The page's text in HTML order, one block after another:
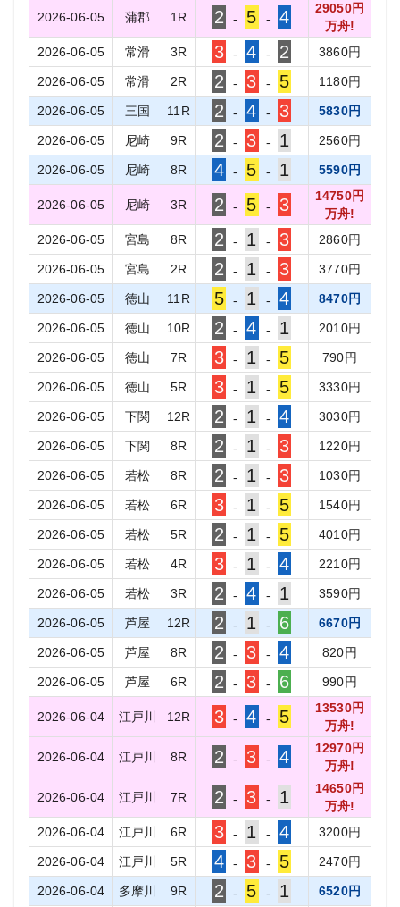
2026-06-05 蒲郡 1 R 2 - 5 - 4 29050円
万舟!
2026-06-05
常滑 3R 3 - 4 - 2 3860円
2026-06-05 常滑 2R 2 - 3 - 5 1180円
2026-06-05 三国 11 R 2 - 4 - 3 5830円
2026-06-05 尼崎 9R 2 - 3 - 1 2560円
2026-06-05 尼崎 8R 4 - 5 - 1 5590円
2026-06-05 尼崎 3R 2 - 5 - 3 14750円
万舟!
2026-06-05
宮島 8R 2 - 1 - 3 2860円
2026-06-05 宮島 2R 2 - 1 - 3 3770円
2026-06-05 徳山 11 R 5 - 1 - 4 8470円
2026-06-05 徳山 10R 2 - 4 - 1 2010円
2026-06-05 徳山 7R 3 - 1 - 5 790円
2026-06-05 徳山 5R 3 - 1 - 5 3330円
2026-06-05 下関 12R 2 - 1 - 4 3030円
2026-06-05 下関 8R 2 - 1 - 3 1220円
2026-06-05 若松 8R 2 - 1 - 3 1030円
2026-06-05 若松 6R 3 - 1 - 5 1540円
2026-06-05 若松 5R 2 - 1 - 5 4010円
2026-06-05 若松 4R 3 - 1 - 4 2210円
2026-06-05 若松 3R 2 - 4 - 1 3590円
2026-06-05 芦屋 12R 2 - 1 - 6 6670円
2026-06-05 芦屋 8R 2 - 3 - 4 820円
2026-06-05 芦屋 6R 2 - 3 - 6 990円
2026-06-04 江戸川 12R 3 - 4 - 5 13530円
万舟!
2026-06-04 江戸川 8R 2 - 3 - 4 12970円
万舟!
2026-06-04 江戸川 7R 2 - 3 - 1 14650円
万舟!
2026-06-04
江戸川 6R 3 - 1 - 4 3200円
2026-06-04 江戸川 5R 4 - 3 - 5 2470円
2026-06-04 多摩川 9R 2 - 5 - 1 6520円